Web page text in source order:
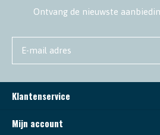
Ontvang de nieuwste
Klantenservice
Mijn account